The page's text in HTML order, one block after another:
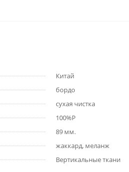
Китай
бордо
сухая чистка
100%P
89 мм.
жаккард, меланж
Вертикальные ткани